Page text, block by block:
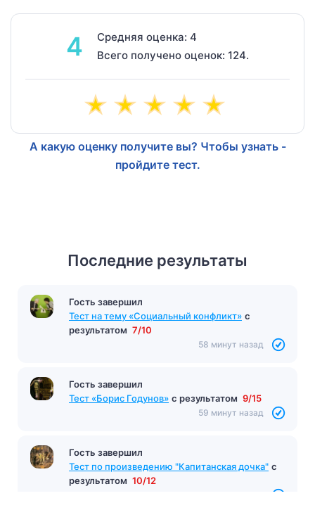
4
Средняя оценка: 4
Всего получено оценок: 124.
А какую оценку получите вы? Чтобы узнать -
пройдите тест.
Последние результаты
Гость завершил
Тест на тему «Социальный конфликт» с
результатом 7/10
58 минут назад
Гость завершил
Тест «Борис Годунов» с результатом 9/15
59 минут назад
Гость завершил
Тест по произведению "Капитанская дочка" с
результатом 10/12